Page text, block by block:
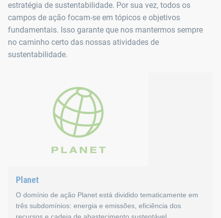
estratégia de sustentabilidade. Por sua vez, todos os
campos de ação focam-se em tópicos e objetivos
fundamentais. Isso garante que nos mantermos sempre
no caminho certo das nossas atividades de
sustentabilidade.
Planet
O domínio de ação Planet está dividido tematicamente em
três subdomínios: energia e emissões, eficiência dos